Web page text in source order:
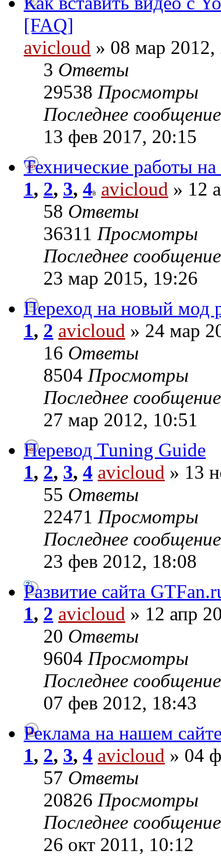
[FAQ]
avicloud » 08 мар 2012,
3 Ответы
29538 Просмотры
Последнее
13 фев 2017, 20:15
Технические работы
1, 2, 3, 4 avicloud » 12
58 Ответы
36311 Просмотры
Последнее
23 мар 2015, 19:26
Переход на новый мод
1, 2 avicloud » 24 мар
16 Ответы
8504 Просмотры
Последнее
27 мар 2012, 10:51
Перевод Tuning Guide
1, 2, 3, 4 avicloud » 13
55 Ответы
22471 Просмотры
Последнее
23 фев 2012, 18:08
Развитие сайта
1, 2 avicloud » 12 апр
20 Ответы
9604 Просмотры
Последнее
07 фев 2012, 18:43
Реклама на нашем
1, 2, 3, 4 avicloud » 04
57 Ответы
20826 Просмотры
Последнее
26 окт 2011, 10:12